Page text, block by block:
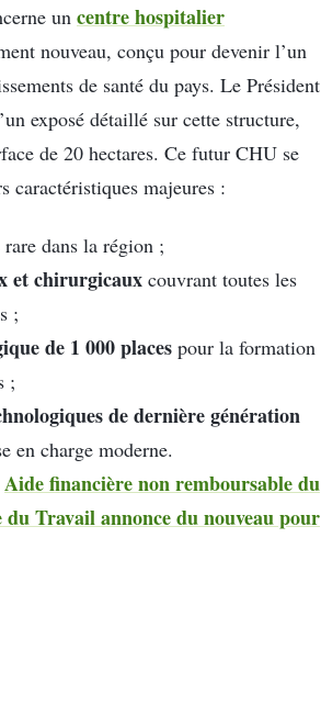
un centre hospitalier
nouveau, conçu pour devenir l’un
de santé du pays. Le Président
exposé détaillé sur cette structure,
de 20 hectares. Ce futur CHU se
caractéristiques majeures :
dans la région ;
et chirurgicaux couvrant toutes les
;
de 1 000 places pour la formation
;
de dernière génération
en charge moderne.
Aide financière non remboursable du
Travail annonce du nouveau pour